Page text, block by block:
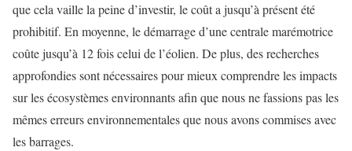
que cela vaille la peine d’investir, le coût a jusqu’à présent été
prohibitif. En moyenne, le démarrage d’une centrale marémotrice
coûte jusqu’à 12 fois celui de l’éolien. De plus, des recherches
approfondies sont nécessaires pour mieux comprendre les impacts
sur les écosystèmes environnants afin que nous ne fassions pas les
mêmes erreurs environnementales que nous avons commises avec
les barrages.